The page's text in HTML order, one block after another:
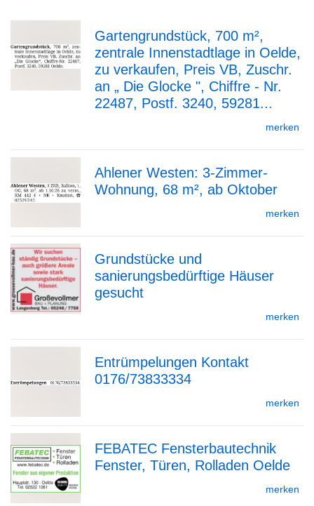
zur
Gartengrundstück, 700 m²,
zentrale Innenstadtlage in Oelde,
zu verkaufen, Preis VB, Zuschr.
an „ Die Glocke ", Chiffre - Nr.
22487, Postf. 3240, 59281...
merken
zur
Detailseite
Ahlener Westen: 3-Zimmer-
Wohnung, 68 m², ab Oktober
merken
Detailseite
Grundstücke und
sanierungsbedürftige Häuser
gesucht
merken
zur
Detailseite
Entrümpelungen Kontakt
0176/73833334
merken
FEBATEC Fensterbautechnik
Fenster, Türen, Rolladen Oelde
merken